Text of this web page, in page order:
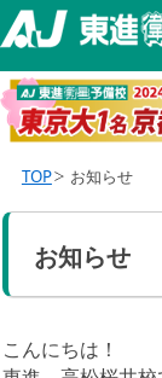
TOP お知らせ
お知らせ
こんにちは！